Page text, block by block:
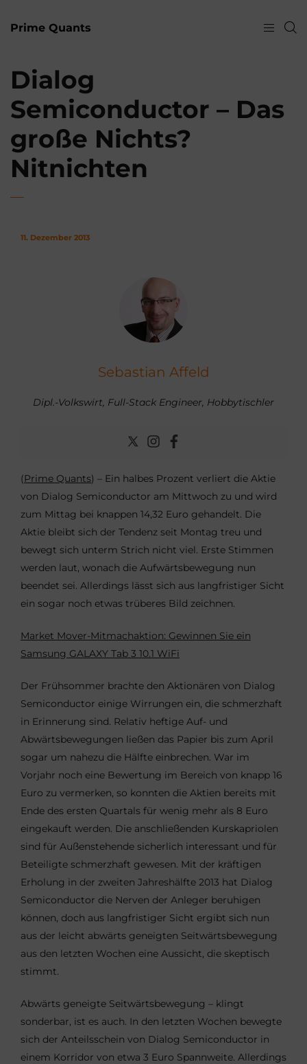
Prime Quants
Dialog
Semiconductor – Das
große Nichts?
Nitnichten
11. Dezember 2013
Sebastian Affeld
Dipl.-Volkswirt, Full-Stack Engineer, Hobbytischler
(Prime Quants) – Ein halbes Prozent verliert die Aktie
von Dialog Semiconductor am Mittwoch zu und wird
zum Mittag bei knappen 14,32 Euro gehandelt. Die
Aktie bleibt sich der Tendenz seit Montag treu und
bewegt sich unterm Strich nicht viel. Erste Stimmen
werden laut, wonach die Aufwärtsbewegung nun
beendet sei. Allerdings lässt sich aus langfristiger Sicht
ein sogar noch etwas trüberes Bild zeichnen.
Market Mover-Mitmachaktion: Gewinnen Sie ein
Samsung GALAXY Tab 3 10.1 WiFi
Der Frühsommer brachte den Aktionären von Dialog
Semiconductor einige Wirrungen ein, die schmerzhaft
in Erinnerung sind. Relativ heftige Auf- und
Abwärtsbewegungen ließen das Papier bis zum April
sogar um nahezu die Hälfte einbrechen. War im
Vorjahr noch eine Bewertung im Bereich von knapp 16
Euro zu vermerken, so konnten die Aktien bereits mit
Ende des ersten Quartals für wenig mehr als 8 Euro
eingekauft werden. Die anschließenden Kurskapriolen
sind für Außenstehende sicherlich interessant und für
Beteiligte schmerzhaft gewesen. Mit der kräftigen
Erholung in der zweiten Jahreshälfte 2013 hat Dialog
Semiconductor die Nerven der Anleger beruhigen
können, doch aus langfristiger Sicht ergibt sich nun
aus der leicht abwärts geneigten Seitwärtsbewegung
aus den letzten Wochen eine Aussicht, die skeptisch
stimmt.
Abwärts geneigte Seitwärtsbewegung – klingt
sonderbar, ist es auch. In den letzten Wochen bewegte
sich der Anteilsschein von Dialog Semiconductor in
einem Korridor von etwa 3 Euro Spannweite. Allerdings